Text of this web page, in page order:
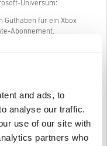
and ads, to
analyse our traffic.
use of our site with
partners who
Universum:
Guthaben für ein Xbox
Abonnement.
DLCs.
überraschen?